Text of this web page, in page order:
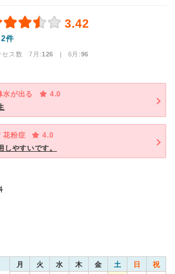
3.42
2件
セス数 7月:126 | 6月:96
水が出る
4.0
花粉症
4.0
やすいです。
月 火 水 木 金 土 日 祝